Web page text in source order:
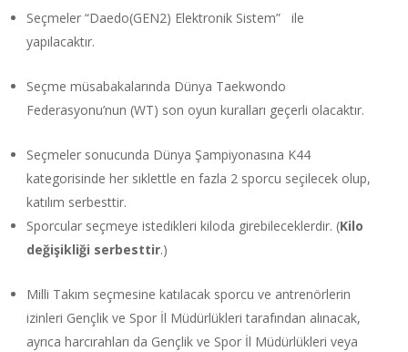
Seçmeler “Daedo(GEN2) Elektronik Sistem” ile
yapılacaktır.
Seçme müsabakalarında Dünya Taekwondo
Federasyonu’nun (WT) son oyun kuralları geçerli olacaktır.
Seçmeler sonucunda Dünya Şampiyonasına K44
kategorisinde her sıklettle en fazla 2 sporcu seçilecek olup,
katılım serbesttir.
Sporcular seçmeye istedikleri kiloda girebileceklerdir. (Kilo
değişikliği serbesttir.)
Milli Takım seçmesine katılacak sporcu ve antrenörlerin
izinleri Gençlik ve Spor İl Müdürlükleri tarafından alınacak,
ayrıca harcırahları da Gençlik ve Spor İl Müdürlükleri veya